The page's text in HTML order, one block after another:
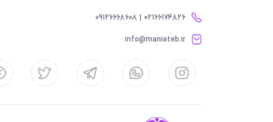
02166174826 | 09126668608
info@maniateb.ir